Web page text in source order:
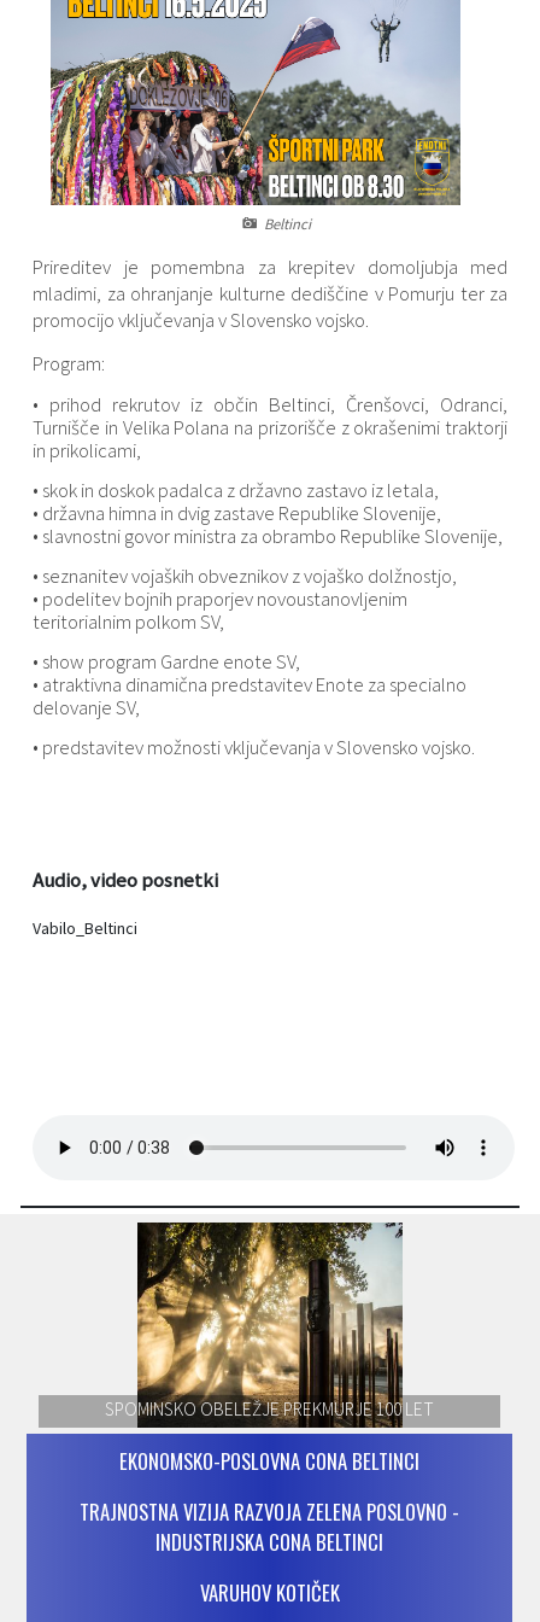
Beltinci
Prireditev je pomembna za krepitev domoljubja med
mladimi, za ohranjanje kulturne dediščine v Pomurju ter za
promocijo vključevanja v Slovensko vojsko.
Program:
• prihod rekrutov iz občin Beltinci, Črenšovci, Odranci,
Turnišče in Velika Polana na prizorišče z okrašenimi traktorji
in prikolicami,
• skok in doskok padalca z državno zastavo iz letala,
• državna himna in dvig zastave Republike Slovenije,
• slavnostni govor ministra za obrambo Republike Slovenije,
• seznanitev vojaških obveznikov z vojaško dolžnostjo,
• podelitev bojnih praporjev novoustanovljenim
teritorialnim polkom SV,
• show program Gardne enote SV,
• atraktivna dinamična predstavitev Enote za specialno
delovanje SV,
• predstavitev možnosti vključevanja v Slovensko vojsko.
Audio, video posnetki
Vabilo_Beltinci
SPOMINSKO OBELEŽJE PREKMURJE 100 LET
EKONOMSKO-POSLOVNA CONA BELTINCI
TRAJNOSTNA VIZIJA RAZVOJA ZELENA POSLOVNO -
INDUSTRIJSKA CONA BELTINCI
VARUHOV KOTIČEK
Informacije javnega značaja
Občinski predpisi
Galerija slik
Projekti občine